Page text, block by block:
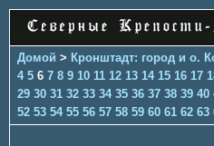
Домой > Кронштадт: город и о.
4 5 6 7 8 9 10 11 12 13 14 15 16 17
29 30 31 32 33 34 35 36 37 38 39 40
52 53 54 55 56 57 58 59 60 61 62 63